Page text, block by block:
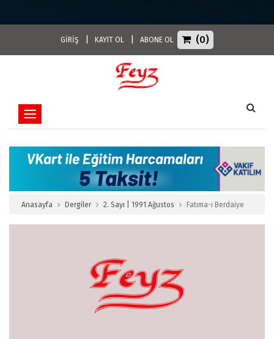
GİRİŞ KAYIT OL ABONE OL (0)
Toggle navigation
Anasayfa Dergiler 2. Sayı | 1991 Ağustos Fatıma-ı Berdaiye